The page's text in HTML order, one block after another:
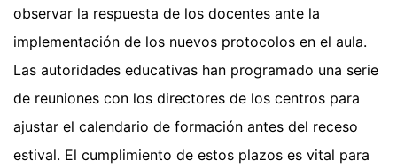
observar la respuesta de los docentes ante la
implementación de los nuevos protocolos en el aula.
Las autoridades educativas han programado una serie
de reuniones con los directores de los centros para
ajustar el calendario de formación antes del receso
estival. El cumplimiento de estos plazos es vital para